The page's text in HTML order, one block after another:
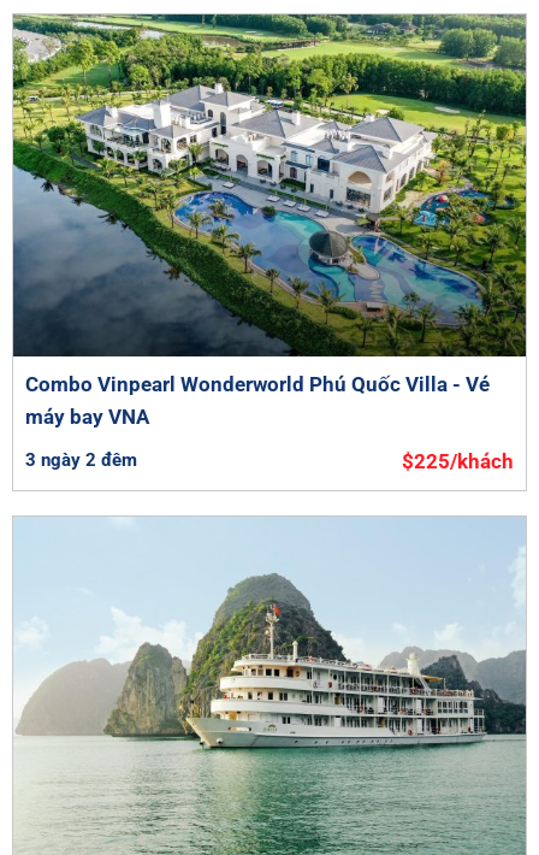
Combo Vinpearl Wonderworld Phú Quốc Villa - Vé
máy bay VNA
3 ngày 2 đêm $225/khách